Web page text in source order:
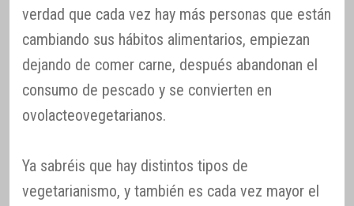
verdad que cada vez hay más personas que están
cambiando sus hábitos alimentarios, empiezan
dejando de comer carne, después abandonan el
consumo de pescado y se convierten en
ovolacteovegetarianos.
Ya sabréis que hay distintos tipos de
vegetarianismo, y también es cada vez mayor el